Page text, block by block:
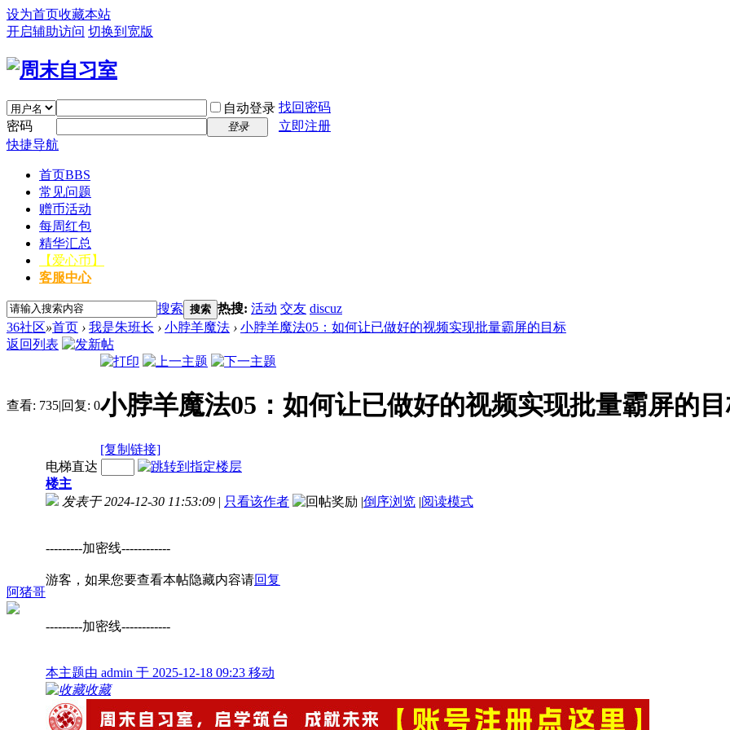
设为首页收藏本站
开启辅助访问 切换到宽版
自动登录 找回密码
密码
登录
立即注册
快捷导航
首页BBS
常见问题
赠币活动
每周红包
精华汇总
【爱心币】
客服中心
搜索 搜索 热搜: 活动 交友 discuz
36社区»首页 › 我是朱班长 › 小脖羊魔法 › 小脖羊魔法05：如何让已做好的视频实现批量霸屏的目标
返回列表
查看: 735|回复: 0小脖羊魔法05：如何让已做好的视频实现批量霸屏的
[复制链接]
阿猪哥
电梯直达
楼主
发表于 2024-12-30 11:53:09 | 只看该作者 |倒序浏览 |阅读模式
---------加密线------------
游客，如果您要查看本帖隐藏内容请回复
---------加密线------------
本主题由 admin 于 2025-12-18 09:23 移动
收藏